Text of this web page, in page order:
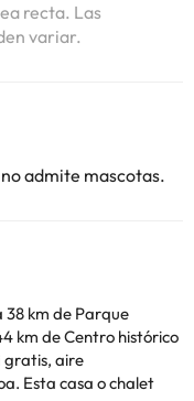
recta. Las
variar.
admite mascotas.
38 km de Parque
km de Centro histórico
gratis, aire
Esta casa o chalet